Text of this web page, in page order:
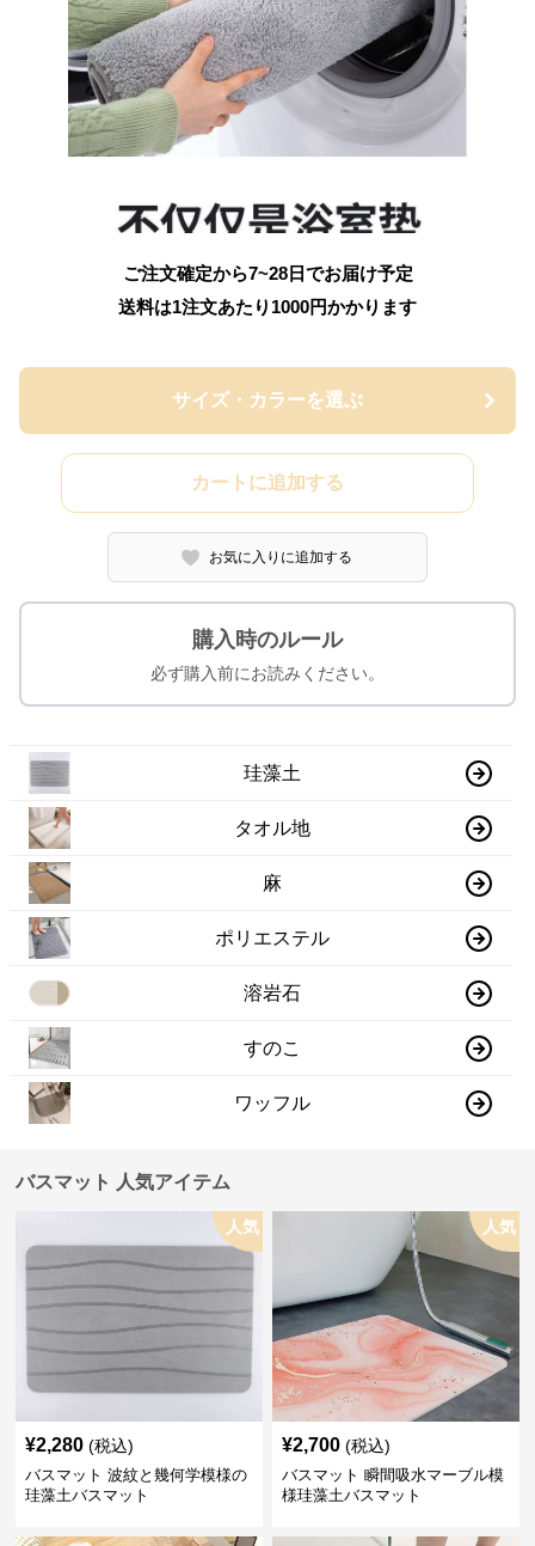
ご注文確定から7~28日でお届け予定
送料は1注文あたり 1000円かかります
サイズ・カラーを選ぶ
カートに追加する
お気に入りに追加する
購入時のルール
必ず購入前にお読みください。
珪藻土
タオル地
麻
ポリエステル
溶岩石
すのこ
ワッフル
バスマット 人気アイテム
人気
¥2,280 (税込)
バスマット 波紋と幾何学模様の
珪藻土バスマット
人気
¥2,700 (税込)
バスマット 瞬間吸水マーブル模
様珪藻土バスマット